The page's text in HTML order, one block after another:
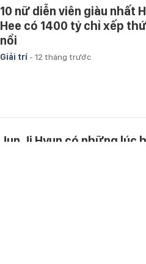
10 nữ diễn viên giàu nhất
Hee có 1400 tỷ chỉ xếp
nổi
Giải trí - 12 tháng trước
Jun Ji Hyun có những lúc